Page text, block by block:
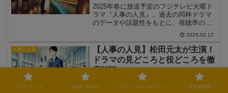
2025年春に放送予定のフジテレビ火曜ド
ラマ『人事の人見』。過去の同枠ドラマ
のデータや話題性をもとに、視聴率の予
想と成功のカギを分析していきます。
2025.02.17
人事の人見
【人事の人見】松田元太が主演！
ドラマの見どころと役どころを徹
底解説
2025年春に放送予定のフジテレビ火曜ド
ラマ『人事の人見』。本作で主演を務め
サイトマップ お問い合わせ プライバシーポリシー 運営者情報